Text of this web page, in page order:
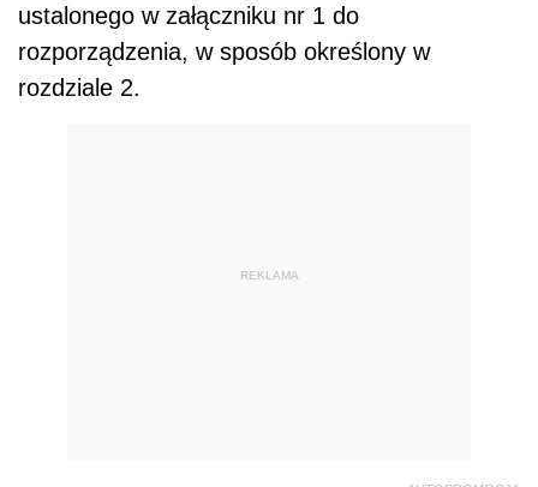
ustalonego w załączniku nr 1 do
rozporządzenia, w sposób określony w
rozdziale 2.
REKLAMA